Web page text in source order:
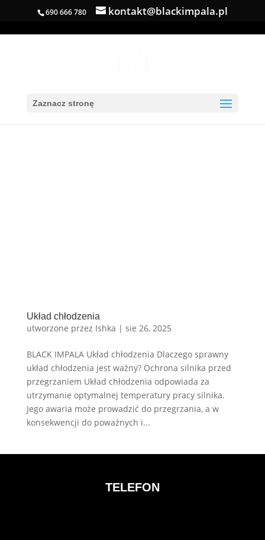
690 666 780 kontakt@blackimpala.pl
Zaznacz stronę
Układ chłodzenia
utworzone przez Ishka | sie 26, 2025
BLACK IMPALA Układ chłodzenia Dlaczego sprawny
układ chłodzenia jest ważny? Ochrona silnika przed
przegrzaniem Układ chłodzenia odpowiada za
utrzymanie optymalnej temperatury pracy silnika.
Jego awaria może prowadzić do przegrzania, a w
konsekwencji do poważnych i...
TELEFON